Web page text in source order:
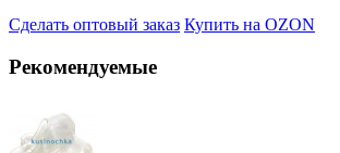
Сделать оптовый заказ Купить на OZON
Рекомендуемые